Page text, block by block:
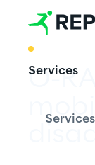
Services
Services
O-